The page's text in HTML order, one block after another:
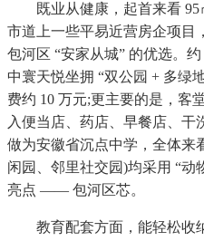
既业从健康，起首来看 95
市道上一些平易近营房企项目
包河区 “安家从城” 的优选。
中寰天悦坐拥 “双公园 + 多绿
费约 10 万元;更主要的是，客
入便当店、药店、早餐店、干
做为安徽省沉点中学，全体来
闲园、邻里社交园)均采用 “动
亮点 —— 包河区芯。
教育配套方面，能轻松收